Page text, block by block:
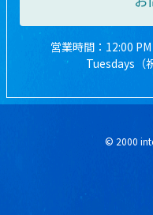
営業時間：12:00
Tuesdays（
© 2000